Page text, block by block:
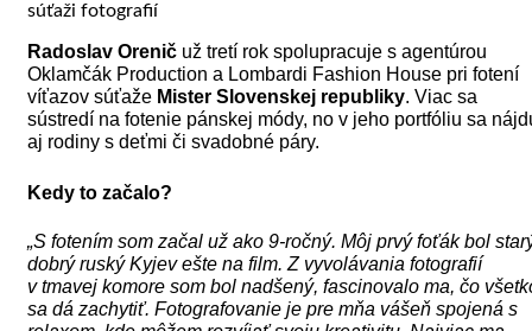
Radoslav Orenič už tretí rok spolupracuje s agentúrou
Oklamčák Production a Lombardi Fashion House pri fotení
víťazov súťaže Mister Slovenskej republiky. Viac sa
sústredí na fotenie pánskej módy, no v jeho portfóliu sa
aj rodiny s deťmi či svadobné páry.
Kedy to začalo?
„S fotením som začal už ako 9-ročný. Môj prvý foťák bol
dobrý ruský Kyjev ešte na film. Z vyvolávania fotografií
v tmavej komore som bol nadšený, fascinovalo ma, čo
sa dá zachytiť. Fotografovanie je pre mňa vášeň spojená s